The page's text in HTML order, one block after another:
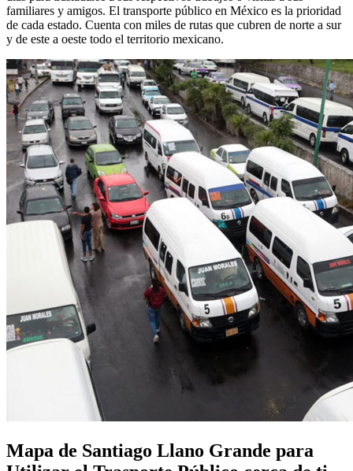
familiares y amigos. El transporte público en México es la prioridad
de cada estado. Cuenta con miles de rutas que cubren de norte a sur
y de este a oeste todo el territorio mexicano.
Mapa de Santiago Llano Grande para